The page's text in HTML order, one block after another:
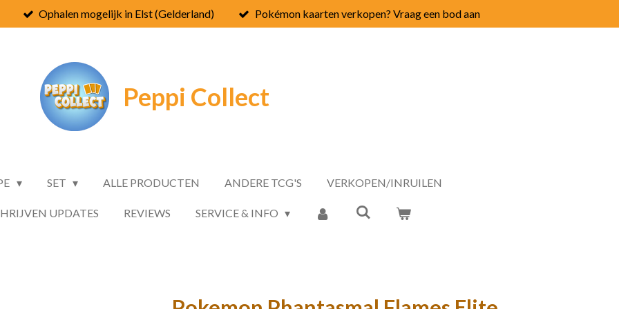
Ophalen mogelijk in Elst (Gelderland) Pokémon kaarten verkopen? Vraag een bod aan
Peppi Collect
SET ALLE PRODUCTEN ANDERE TCG'S VERKOPEN/INRUILEN
UPDATES REVIEWS SERVICE & INFO